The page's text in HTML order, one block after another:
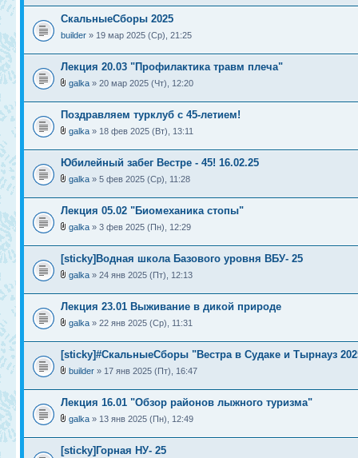
СкальныеСборы 2025
builder » 19 мар 2025 (Ср), 21:25
Лекция 20.03 "Профилактика травм плеча"
galka » 20 мар 2025 (Чт), 12:20
Поздравляем турклуб с 45-летием!
galka » 18 фев 2025 (Вт), 13:11
Юбилейный забег Вестре - 45! 16.02.25
galka » 5 фев 2025 (Ср), 11:28
Лекция 05.02 "Биомеханика стопы"
galka » 3 фев 2025 (Пн), 12:29
[sticky]Водная школа Базового уровня ВБУ- 25
galka » 24 янв 2025 (Пт), 12:13
Лекция 23.01 Выживание в дикой природе
galka » 22 янв 2025 (Ср), 11:31
[sticky]#СкальныеСборы "Вестра в Судаке и Тырнауз
builder » 17 янв 2025 (Пт), 16:47
Лекция 16.01 "Обзор районов лыжного туризма"
galka » 13 янв 2025 (Пн), 12:49
[sticky]Горная НУ- 25